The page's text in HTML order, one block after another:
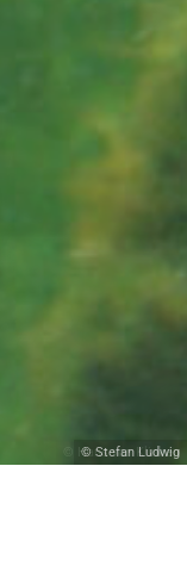
© Stefan Ludwig
© Hans van Klinken